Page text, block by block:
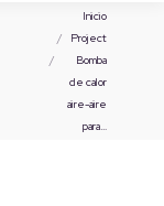
Estás aquí:
Inicio
Project
Bomba
de calor
aire-aire
para…